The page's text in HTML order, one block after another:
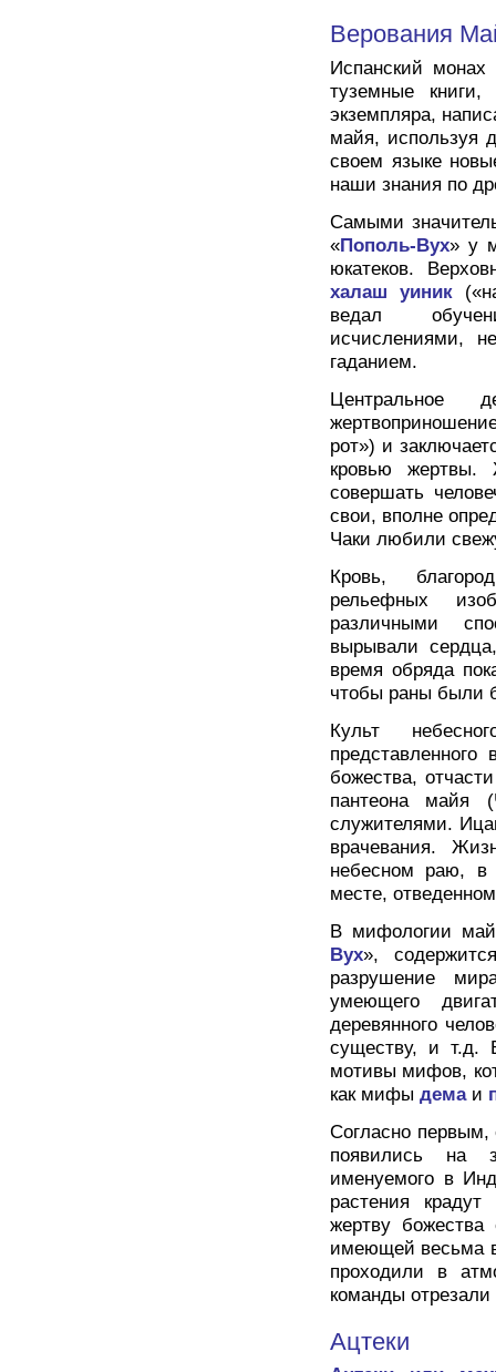
Верования
Испанский
туземные
экземпляра,
майя, используя
своем языке
наши знания по
Самыми
«Пополь-Вух» у
юкатеков.
халаш уиник
ведал
исчислениями,
гаданием.
Центральное
рот») и
кровью жертвы.
совершать
свои, вполне
Чаки любили
Кровь,
рельефных
различными
вырывали
время обряда
чтобы раны были
Культ
божества,
пантеона майя
служителями.
врачевания.
небесном раю,
месте,
В мифологии
Вух»,
разрушение
умеющего
деревянного
существу, и т.д.
мотивы мифов,
как мифы дема и
Согласно первым,
появились на
именуемого в
растения
жертву
имеющей весьма
проходили в
команды отрезали
Ацтеки